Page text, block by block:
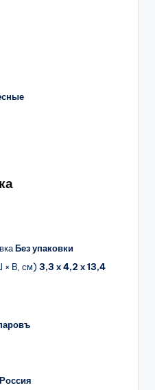
Без упаковки
× В, см) 3,3 х 4,2 х 13,4
Россия